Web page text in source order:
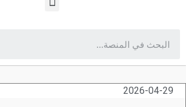
2026-04-29